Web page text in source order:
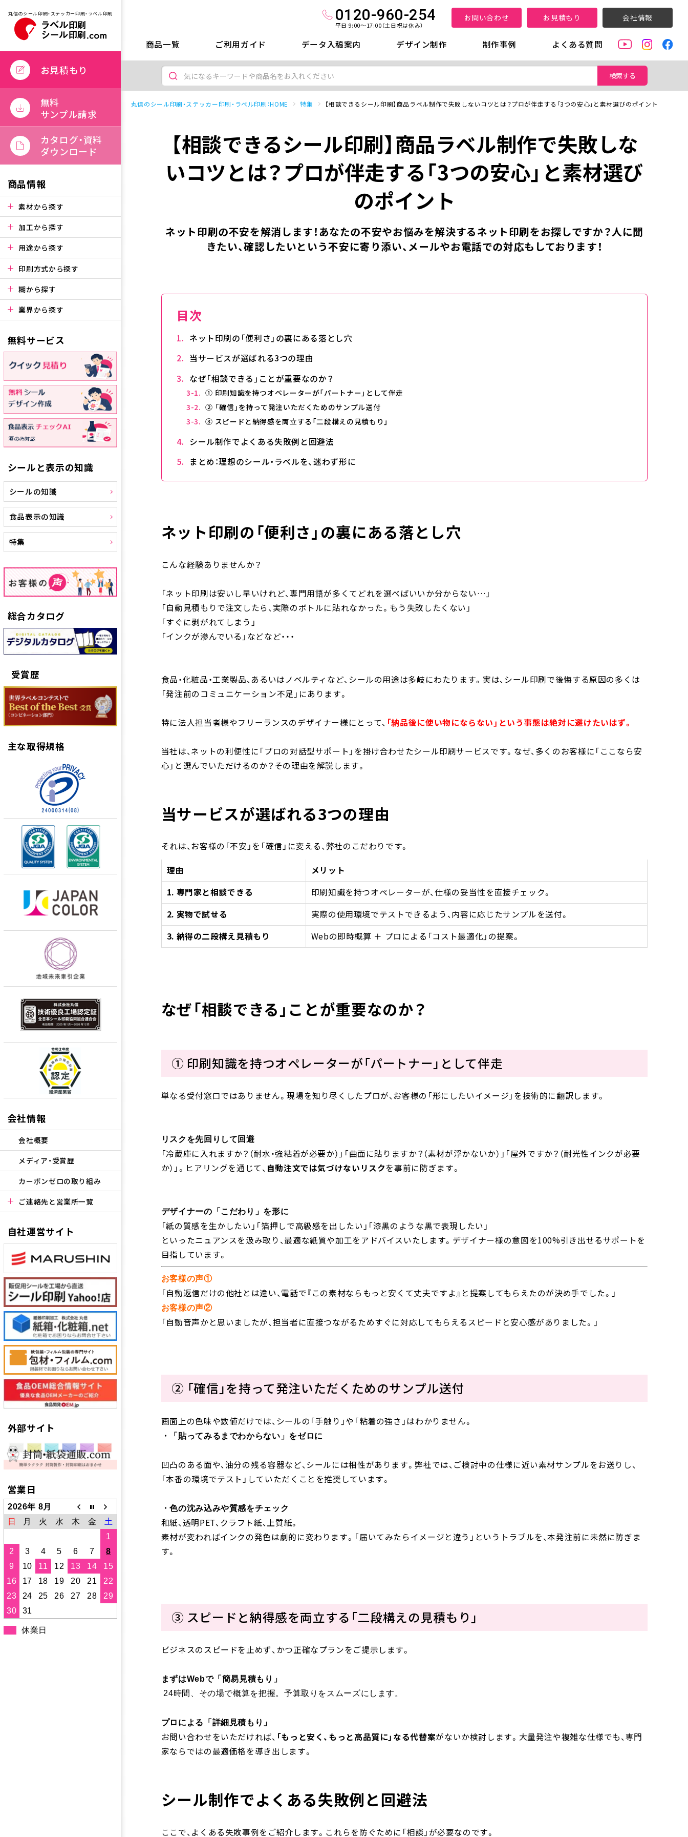
丸信のシール印刷・ステッカー印刷・ラベル印刷 0120-960-254
平日 9:00～17:00（土日祝は休み）
お問い合わせ お見積もり 会社情報
商品一覧 ご利用ガイド データ入稿案内 デザイン制作 制作事例 よくある質問
検索する
お見積もり
無料
サンプル請求
カタログ・資料
ダウンロード
商品情報
素材から探す
加工から探す
用途から探す
印刷方式から探す
糊から探す
業界から探す
無料サービス
シールと表示の知識
シールの知識
食品表示の知識
特集
総合カタログ
受賞歴
主な取得規格
会社情報
会社概要
メディア・受賞歴
カーボンゼロの取り組み
ご連絡先と営業所一覧
自社運営サイト
外部サイト
営業日
2026年 8月
日
月 火 水 木 金
土
1
2
3 4 5 6 7
8
9
10 11 12 13 14
15
16
17 18 19 20 21
22
23
24 25 26 27 28
29
30
31
休業日
丸信のシール印刷・ステッカー印刷・ラベル印刷：HOME 特集 【相談できるシール印刷】商品ラベル制作で失敗しないコツとは？プロが伴走する「3つの安心」と素材選びのポイント
【相談できるシール印刷】商品ラベル制作で失敗しな
いコツとは？プロが伴走する「3つの安心」と素材選び
のポイント
ネット印刷の不安を解消します！あなたの不安やお悩みを解決するネット印刷をお探しですか？人に聞
きたい、確認したいという不安に寄り添い、メールやお電話での対応もしております！
目次
ネット印刷の「便利さ」の裏にある落とし穴
当サービスが選ばれる3つの理由
なぜ「相談できる」ことが重要なのか？
① 印刷知識を持つオペレーターが「パートナー」として伴走
② 「確信」を持って発注いただくためのサンプル送付
③ スピードと納得感を両立する「二段構えの見積もり」
シール制作でよくある失敗例と回避法
まとめ：理想のシール・ラベルを、迷わず形に
ネット印刷の「便利さ」の裏にある落とし穴
こんな経験ありませんか？
「ネット印刷は安いし早いけれど、専門用語が多くてどれを選べばいいか分からない… 」
「自動見積もりで注文したら、実際のボトルに貼れなかった。もう失敗したくない」
「すぐに剥がれてしまう」
「インクが滲んでいる」などなど・・・
食品・化粧品・工業製品、あるいはノベルティなど、シールの用途は多岐にわたります。実は、シール印刷で後悔する原因の多くは
「発注前のコミュニケーション不足」にあります。
特に法人担当者様やフリーランスのデザイナー様にとって、 「納品後に使い物にならない」という事態は絶対に避けたいはず。
当社は、ネットの利便性に「プロの対話型サポート」を掛け合わせたシール印刷サービスです。なぜ、多くのお客様に「ここなら安
心」と選んでいただけるのか？その理由を解説します。
当サービスが選ばれる3つの理由
それは、お客様の「不安」を「確信」に変える、弊社のこだわりです。
理由
メリット
1. 専門家と相談できる
印刷知識を持つオペレーターが、仕様の妥当性を直接チェック。
2. 実物で試せる
実際の使用環境でテストできるよう、内容に応じたサンプルを送付。
3. 納得の二段構え見積もり Webの即時概算 ＋ プロによる「コスト最適化」の提案。
なぜ「相談できる」ことが重要なのか？
① 印刷知識を持つオペレーターが「パートナー」として伴走
単なる受付窓口ではありません。現場を知り尽くしたプロが、お客様の「形にしたいイメージ」を技術的に翻訳します。
リスクを先回りして回避
「冷蔵庫に入れますか？（耐水・強粘着が必要か）」「曲面に貼りますか？（素材が浮かないか）」「屋外ですか？（耐光性インクが必要
か）」。ヒアリングを通じて、 自動注文では気づけないリスクを事前に防ぎます。
デザイナーの「こだわり」を形に
「紙の質感を生かしたい」「箔押しで高級感を出したい」「漆黒のような黒で表現したい」
といったニュアンスを汲み取り、最適な紙質や加工をアドバイスいたします。デザイナー様の意図を100%引き出せるサポートを
目指しています。
お客様の声①
「自動返信だけの他社とは違い、電話で『この素材ならもっと安くて丈夫ですよ』と提案してもらえたのが決め手でした。」
お客様の声②
「自動音声かと思いましたが、担当者に直接つながるためすぐに対応してもらえるスピードと安心感がありました。」
② 「確信」を持って発注いただくためのサンプル送付
画面上の色味や数値だけでは、シールの「手触り」や「粘着の強さ」はわかりません。
・「貼ってみるまでわからない」をゼロに
凹凸のある面や、油分の残る容器など、シールには相性があります。弊社では、ご検討中の仕様に近い素材サンプルをお送りし、
「本番の環境でテスト」していただくことを推奨しています。
・色の沈み込みや質感をチェック
和紙、透明PET、クラフト紙、上質紙。
素材が変わればインクの発色は劇的に変わります。「届いてみたらイメージと違う」というトラブルを、本発注前に未然に防ぎま
す。
③ スピードと納得感を両立する「二段構えの見積もり」
ビジネスのスピードを止めず、かつ正確なプランをご提示します。
まずはWebで「簡易見積もり」
24時間、その場で概算を把握。予算取りをスムーズにします。
プロによる「詳細見積もり」
お問い合わせをいただければ、 「もっと安く、もっと高品質に」なる代替案がないか検討します。大量発注や複雑な仕様でも、専門
家ならではの最適価格を導き出します。
シール制作でよくある失敗例と回避法
ここで、よくある失敗事例をご紹介します。これらを防ぐために「相談」が必要なのです。